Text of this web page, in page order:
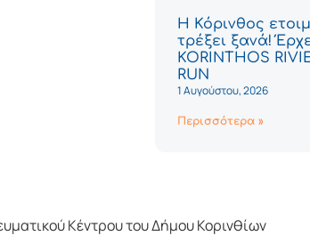
Η Κόρινθος
τρέξει ξανά!
KORINTHOS
RUN
1 Αυγούστου, 2026
Περισσότερα »
Κέντρου του Δήμου Κορινθίων